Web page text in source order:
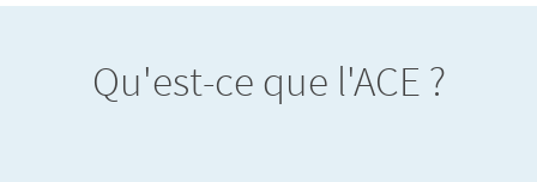
Qu'est-ce que l'ACE ?